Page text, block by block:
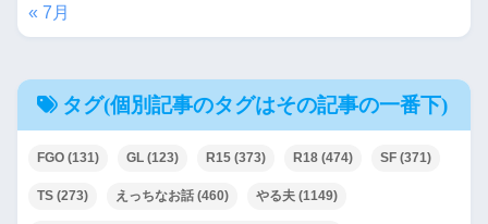
テン】
【あんこ】やる夫が慎二に憑
依するようです【Fate】
« 7月
タグ(個別記事のタグはその記事の一番下)
FGO (131) GL (123) R15 (373) R18 (474) SF (371)
TS (273) えっちなお話 (460) やる夫 (1149)